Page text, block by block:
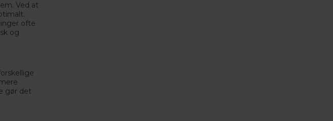
Ved at
ofte
og
gør det